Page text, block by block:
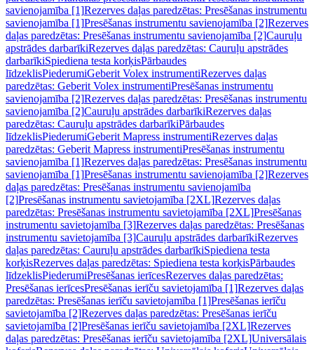
savienojamība [1]Rezerves daļas paredzētas: Presēšanas instrumentu
savienojamība [1]Presēšanas instrumentu savienojamība [2]Rezerves
daļas paredzētas: Presēšanas instrumentu savienojamība [2]Cauruļu
apstrādes darbarīkiRezerves daļas paredzētas: Cauruļu apstrādes
darbarīkiSpiediena testa korķisPārbaudes
līdzeklisPiederumiGeberit Volex instrumentiRezerves daļas
paredzētas: Geberit Volex instrumentiPresēšanas instrumentu
savienojamība [2]Rezerves daļas paredzētas: Presēšanas instrumentu
savienojamība [2]Cauruļu apstrādes darbarīkiRezerves daļas
paredzētas: Cauruļu apstrādes darbarīkiPārbaudes
līdzeklisPiederumiGeberit Mapress instrumentiRezerves daļas
paredzētas: Geberit Mapress instrumentiPresēšanas instrumentu
savienojamība [1]Rezerves daļas paredzētas: Presēšanas instrumentu
savienojamība [1]Presēšanas instrumentu savienojamība [2]Rezerves
daļas paredzētas: Presēšanas instrumentu savienojamība
[2]Presēšanas instrumentu savietojamība [2XL]Rezerves daļas
paredzētas: Presēšanas instrumentu savietojamība [2XL]Presēšanas
instrumentu savietojamība [3]Rezerves daļas paredzētas: Presēšanas
instrumentu savietojamība [3]Cauruļu apstrādes darbarīkiRezerves
daļas paredzētas: Cauruļu apstrādes darbarīkiSpiediena testa
korķisRezerves daļas paredzētas: Spiediena testa korķisPārbaudes
līdzeklisPiederumiPresēšanas ierīcesRezerves daļas paredzētas:
Presēšanas ierīcesPresēšanas ierīču savietojamība [1]Rezerves daļas
paredzētas: Presēšanas ierīču savietojamība [1]Presēšanas ierīču
savietojamība [2]Rezerves daļas paredzētas: Presēšanas ierīču
savietojamība [2]Presēšanas ierīču savietojamība [2XL]Rezerves
daļas paredzētas: Presēšanas ierīču savietojamība [2XL]Universālais